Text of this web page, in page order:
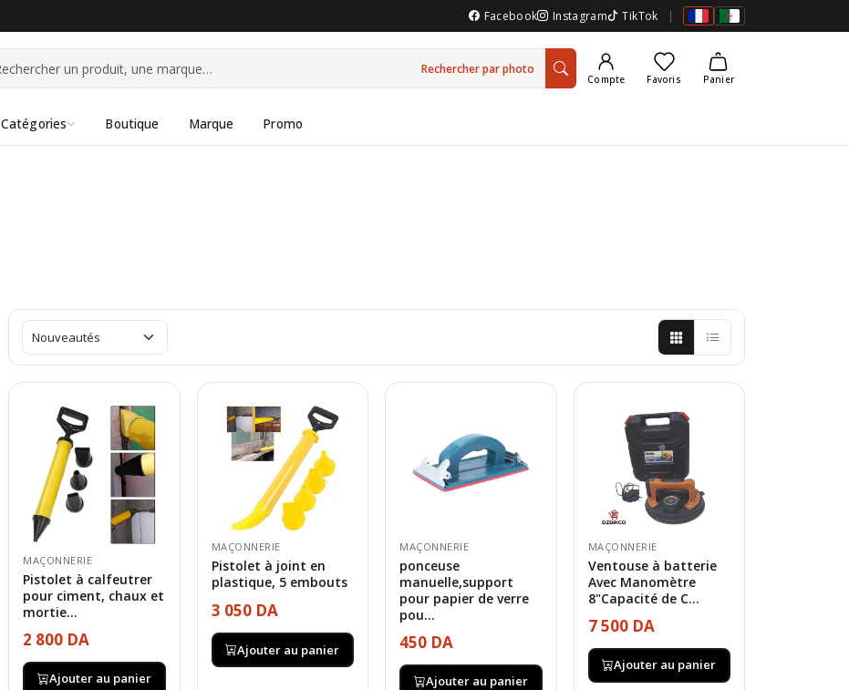
Facebook Instagram TikTok |
Rechercher par photo
Compte Favoris Panier
Catégories Boutique Marque Promo
MAÇONNERIE
Pistolet à calfeutrer
pour ciment, chaux et
mortie...
2 800 DA
Ajouter au panier
MAÇONNERIE
Pistolet à joint en
plastique, 5 embouts
3 050 DA
Ajouter au panier
MAÇONNERIE
ponceuse
manuelle,support
pour papier de verre
pou...
450 DA
Ajouter au panier
MAÇONNERIE
Ventouse à batterie
Avec Manomètre
8"Capacité de C...
7 500 DA
Ajouter au panier